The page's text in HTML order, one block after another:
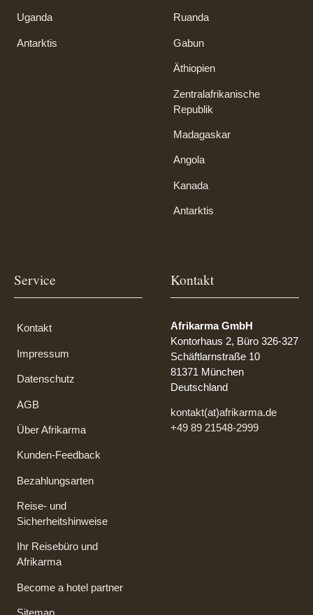
Uganda
Antarktis
Ruanda
Gabun
Äthiopien
Zentralafrikanische
Republik
Madagaskar
Angola
Kanada
Antarktis
Service
Kontakt
Impressum
Datenschutz
AGB
Über Afrikarma
Kunden-Feedback
Bezahlungsarten
Reise- und
Sicherheitshinweise
Ihr Reisebüro und
Afrikarma
Become a hotel partner
Kontakt
Afrikarma GmbH
Kontorhaus 2, Büro 326-327
Schäftlarnstraße 10
81371 München
Deutschland
kontakt(at)afrikarma.de
+49 89 21548-2999